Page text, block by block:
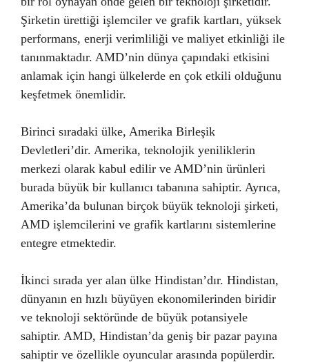
Şirketin ürettiği işlemciler ve grafik kartları, yüksek
performans, enerji verimliliği ve maliyet etkinliği ile
tanınmaktadır. AMD’nin dünya çapındaki etkisini
anlamak için hangi ülkelerde en çok etkili olduğunu
keşfetmek önemlidir.
Birinci sıradaki ülke, Amerika Birleşik
Devletleri’dir. Amerika, teknolojik yeniliklerin
merkezi olarak kabul edilir ve AMD’nin ürünleri
burada büyük bir kullanıcı tabanına sahiptir. Ayrıca,
Amerika’da bulunan birçok büyük teknoloji şirketi,
AMD işlemcilerini ve grafik kartlarını sistemlerine
entegre etmektedir.
İkinci sırada yer alan ülke Hindistan’dır. Hindistan,
dünyanın en hızlı büyüyen ekonomilerinden biridir
ve teknoloji sektöründe de büyük potansiyele
sahiptir. AMD, Hindistan’da geniş bir pazar payına
sahiptir ve özellikle oyuncular arasında popülerdir.